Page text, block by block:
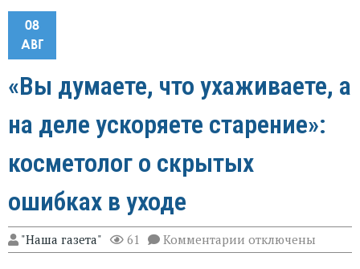
08
АВГ
«Вы думаете, что ухаживаете, а
на деле ускоряете старение»:
косметолог о скрытых
ошибках в уходе
"Наша газета" 61 Комментарии к
записи
отключены